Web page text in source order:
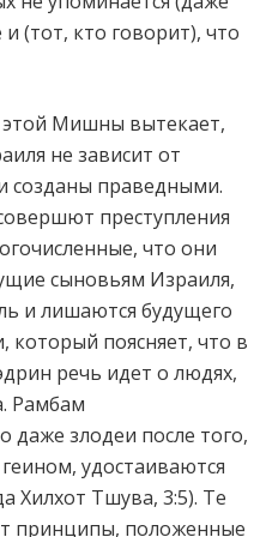
(тот, кто говорит), что
этой Мишны вытекает,
не зависит от
созданы праведными.
преступления
что они
сыновьям Израиля,
и лишаются будущего
который поясняет, что в
речь идет о людях,
Рамбам
даже злодеи после того,
удостаиваются
Хилхот Тшува, 3:5). Те
принципы, положенные